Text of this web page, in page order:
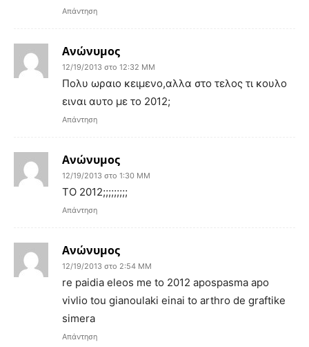
Απάντηση
Ανώνυμος
12/19/2013 στο 12:32 ΜΜ
Πολυ ωραιο κειμενο,αλλα στο τελος τι κουλο
ειναι αυτο με το 2012;
Απάντηση
Ανώνυμος
12/19/2013 στο 1:30 ΜΜ
ΤΟ 2012;;;;;;;;;
Απάντηση
Ανώνυμος
12/19/2013 στο 2:54 ΜΜ
re paidia eleos me to 2012 apospasma apo
vivlio tou gianoulaki einai to arthro de graftike
simera
Απάντηση